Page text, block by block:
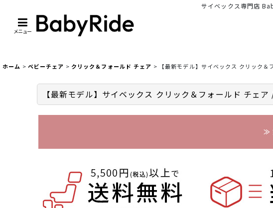
サイベックス専門店
メニュー
ホーム > ベビーチェア > クリック＆フォールド チェア > 【最新モデル】サイベックス クリック
【最新モデル】サイベックス クリック＆フォールド チェ
≫